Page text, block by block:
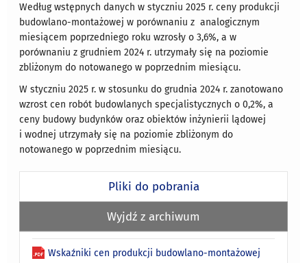
Według wstępnych danych w styczniu 2025 r. ceny produkcji
budowlano-montażowej w porównaniu z analogicznym
miesiącem poprzedniego roku wzrosły o 3,6%, a w
porównaniu z grudniem 2024 r. utrzymały się na poziomie
zbliżonym do notowanego w poprzednim miesiącu.
W styczniu 2025 r. w stosunku do grudnia 2024 r. zanotowano
wzrost cen robót budowlanych specjalistycznych o 0,2%, a
ceny budowy budynków oraz obiektów inżynierii lądowej
i wodnej utrzymały się na poziomie zbliżonym do
notowanego w poprzednim miesiącu.
Pliki do pobrania
Wyjdź z archiwum
Wskaźniki cen produkcji budowlano-montażowej